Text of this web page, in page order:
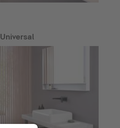
Universal